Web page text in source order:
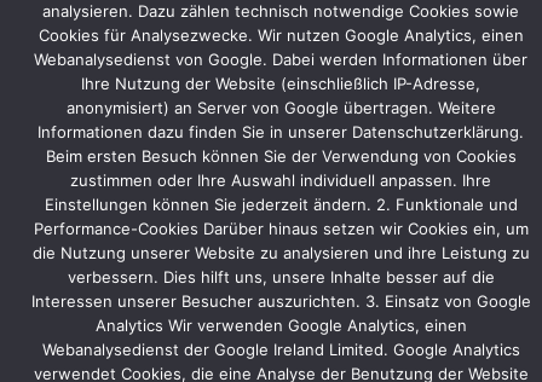
allen
Kunden
sofort
ersten
Messen
nach
Pandemie
gewohnter
analysieren. Dazu zählen technisch notwendige Cookies sowie
Cookies für Analysezwecke. Wir nutzen Google Analytics, einen
Webanalysedienst von Google. Dabei werden Informationen über
Ihre Nutzung der Website (einschließlich IP-Adresse,
anonymisiert) an Server von Google übertragen. Weitere
Informationen dazu finden Sie in unserer Datenschutzerklärung.
Beim ersten Besuch können Sie der Verwendung von Cookies
zustimmen oder Ihre Auswahl individuell anpassen. Ihre
Einstellungen können Sie jederzeit ändern. 2. Funktionale und
Performance-Cookies Darüber hinaus setzen wir Cookies ein, um
die Nutzung unserer Website zu analysieren und ihre Leistung zu
verbessern. Dies hilft uns, unsere Inhalte besser auf die
Interessen unserer Besucher auszurichten. 3. Einsatz von Google
Analytics Wir verwenden Google Analytics, einen
Webanalysedienst der Google Ireland Limited. Google Analytics
verwendet Cookies, die eine Analyse der Benutzung der Website